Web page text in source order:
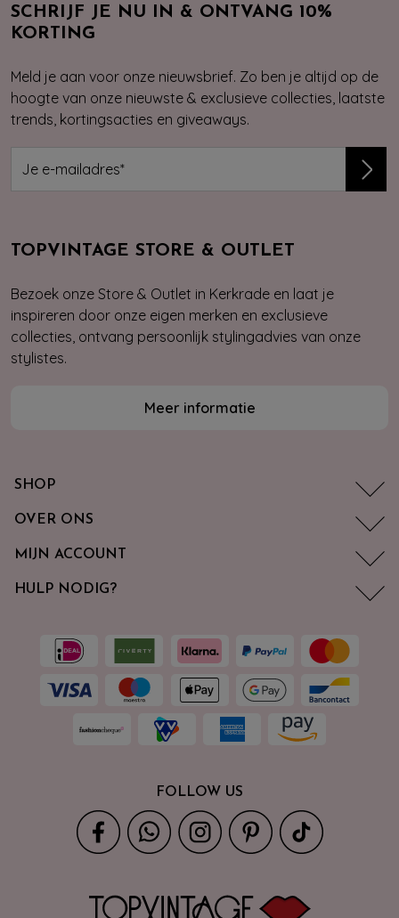
SCHRIJF JE NU IN & ONTVANG 10%
KORTING
Meld je aan voor onze nieuwsbrief. Zo ben je altijd op de
hoogte van onze nieuwste & exclusieve collecties, laatste
trends, kortingsacties en giveaways.
TOPVINTAGE STORE & OUTLET
Bezoek onze Store & Outlet in Kerkrade en laat je
inspireren door onze eigen merken en exclusieve
collecties, ontvang persoonlijk stylingadvies van onze
stylistes.
Meer informatie
SHOP
OVER ONS
MIJN ACCOUNT
HULP NODIG?
FOLLOW US